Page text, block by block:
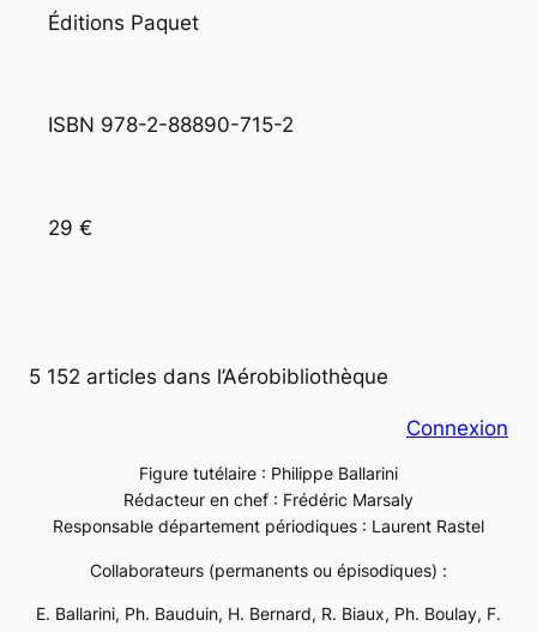
Éditions Paquet
ISBN 978-2-88890-715-2
29 €
5 152 articles dans l’Aérobibliothèque
Connexion
Figure tutélaire : Philippe Ballarini
Rédacteur en chef : Frédéric Marsaly
Responsable département périodiques : Laurent Rastel
Collaborateurs (permanents ou épisodiques) :
E. Ballarini, Ph. Bauduin, H. Bernard, R. Biaux, Ph. Boulay, F.